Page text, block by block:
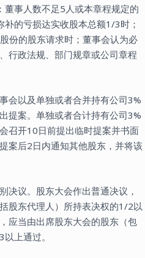
事人数不足5人或本章程规定的
的亏损达实收股本总额1/3时；
份的股东请求时；董事会认为必
行政法规、部门规章或公司章程
会以及单独或者合并持有公司3%
提案。单独或者合计持有公司3%
召开10日前提出临时提案并书面
案后2日内通知其他股东，并将该
决议。股东大会作出普通决议，
股东代理人）所持表决权的1/2以
应当由出席股东大会的股东（包
上通过。